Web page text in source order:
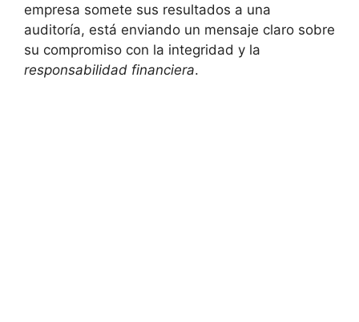
empresa somete sus resultados a una
auditoría, está enviando un mensaje claro sobre
su compromiso con la integridad y la
responsabilidad financiera.